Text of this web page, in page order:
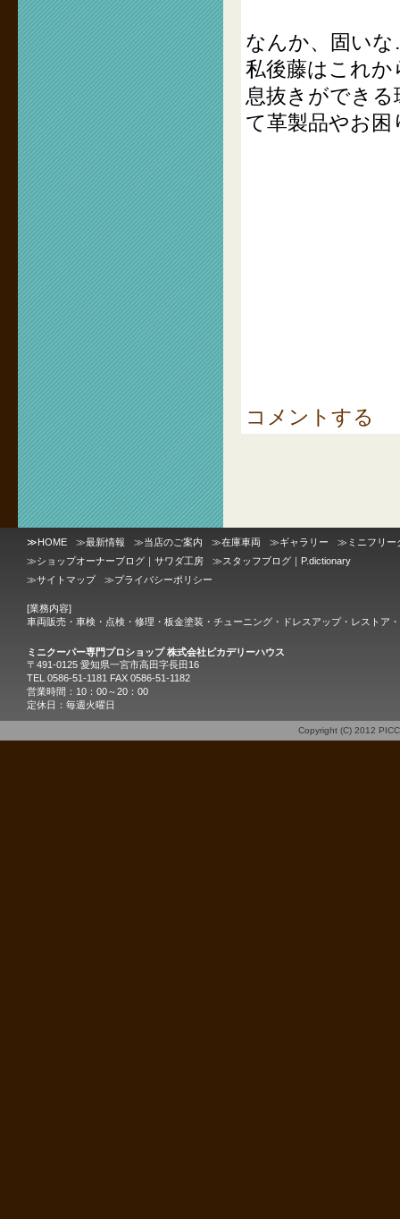
なんか、固い
私後藤はこれ
息抜きができ
て革製品やお
コメントする
≫HOME ≫最新情報 ≫当店のご案内 ≫在庫車両 ≫ギャラリー ≫ ミニフリー
≫ショップオーナーブログ｜サワダ工房 ≫スタッフブログ｜P.dictionary
≫サイトマップ ≫プライバシーポリシー
[業務内容]
車両販売・車検・点検・修理・板金塗装・チューニング・ドレスアップ・レストア
ミニクーパー専門プロショップ 株式会社ピカデリーハウス
〒491-0125 愛知県一宮市高田字長田16
TEL 0586-51-1181 FAX 0586-51-1182
営業時間：10：00～20：00
定休日：毎週火曜日
Copyright (C) 2012